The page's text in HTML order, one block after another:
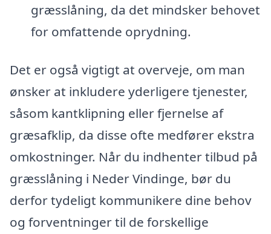
græsslåning, da det mindsker behovet
for omfattende oprydning.
Det er også vigtigt at overveje, om man
ønsker at inkludere yderligere tjenester,
såsom kantklipning eller fjernelse af
græsafklip, da disse ofte medfører ekstra
omkostninger. Når du indhenter tilbud på
græsslåning i Neder Vindinge, bør du
derfor tydeligt kommunikere dine behov
og forventninger til de forskellige